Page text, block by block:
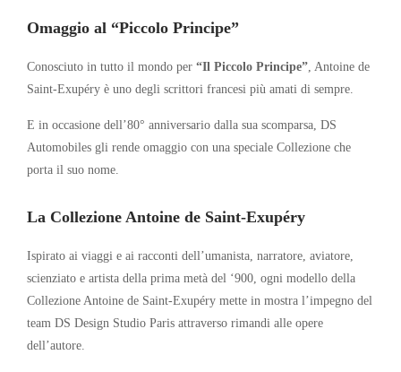
Omaggio al “Piccolo Principe”
Conosciuto in tutto il mondo per “Il Piccolo Principe”, Antoine de
Saint-Exupéry è uno degli scrittori francesi più amati di sempre.
E in occasione dell’80° anniversario dalla sua scomparsa, DS
Automobiles gli rende omaggio con una speciale Collezione che
porta il suo nome.
La Collezione Antoine de Saint-Exupéry
Ispirato ai viaggi e ai racconti dell’umanista, narratore, aviatore,
scienziato e artista della prima metà del ‘900, ogni modello della
Collezione Antoine de Saint-Exupéry mette in mostra l’impegno del
team DS Design Studio Paris attraverso rimandi alle opere
dell’autore.